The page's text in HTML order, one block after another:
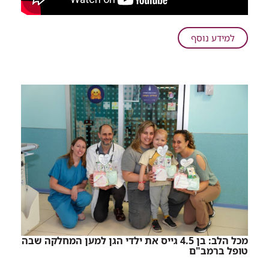
למידע נוסףעל
"25
כאבים
עזים
הסתיימו
ברגע":
כך
מטפלים
ברמב"ם
בבעיה
רפואית
שמייסרת
את
החולים
מכל הלב: בן 4.5 גייס את ילדי הגן למען המחלקה שבה
טופל ברמב"ם